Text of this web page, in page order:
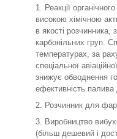
Реакції
високою хімічною
в якості розчинника,
карбонільних груп.
температурах, за
спеціальної
знижує обводнення
ефективність палива
Розчинник для
Виробництво
(більш дешевий і